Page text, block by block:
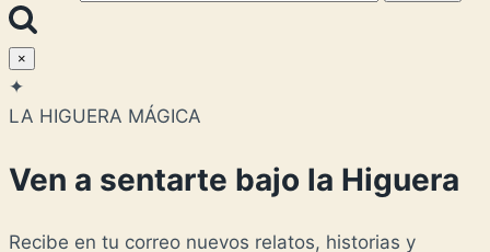
×
✦
LA HIGUERA MÁGICA
Ven a sentarte bajo la Higuera
Recibe en tu correo nuevos relatos, historias y